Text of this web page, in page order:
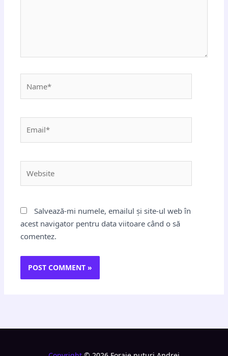
Salvează-mi numele, emailul și site-ul web în
acest navigator pentru data viitoare când o să
comentez.